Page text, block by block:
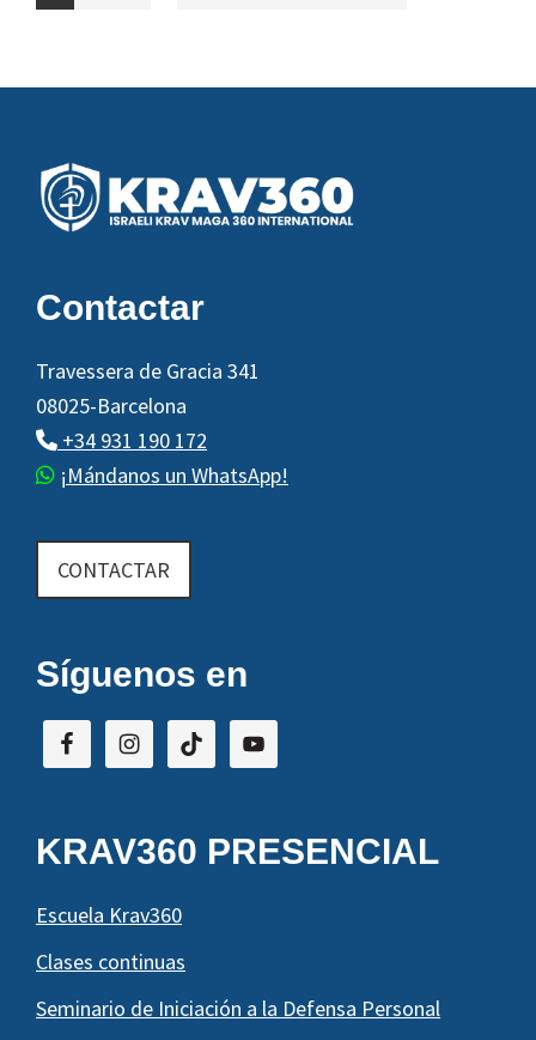
Footer
Contactar
Travessera de Gracia 341
08025-Barcelona
+34 931 190 172
¡Mándanos un WhatsApp!
CONTACTAR
Síguenos en
KRAV360 PRESENCIAL
Escuela Krav360
Clases continuas
Seminario de Iniciación a la Defensa Personal